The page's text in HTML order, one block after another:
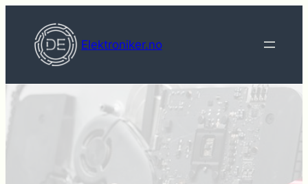
innhold
Elektroniker.no